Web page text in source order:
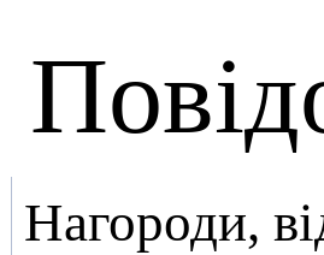
Нагороди,